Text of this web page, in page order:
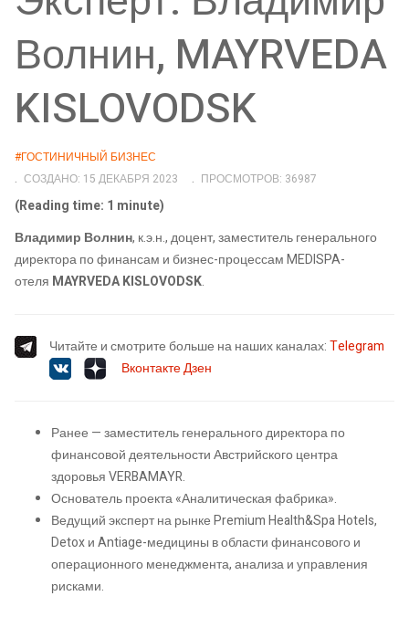
Волнин, MAYRVEDA
KISLOVODSK
#ГОСТИНИЧНЫЙ БИЗНЕС
СОЗДАНО: 15 ДЕКАБРЯ 2023
ПРОСМОТРОВ: 36987
(Reading time: 1 minute)
Владимир Волнин, к.э.н., доцент, заместитель генерального
директора по финансам и бизнес-процессам MEDISPA-
отеля MAYRVEDA KISLOVODSK.
Читайте и смотрите больше на наших каналах:Telegram
ВконтактеДзен
Ранее — заместитель генерального директора по
финансовой деятельности Австрийского центра
здоровья VERBAMAYR.
Основатель проекта «Аналитическая фабрика».
Ведущий эксперт на рынке Premium Health&Spa Hotels,
Detox и Antiage-медицины в области финансового и
операционного менеджмента, анализа и управления
рисками.